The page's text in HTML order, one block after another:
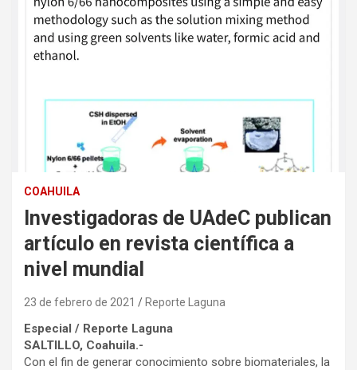
COAHUILA
Investigadoras de UAdeC publican
artículo en revista científica a
nivel mundial
23 de febrero de 2021 Reporte Laguna
Especial / Reporte Laguna
SALTILLO, Coahuila.-
Con el fin de generar conocimiento sobre biomateriales, la